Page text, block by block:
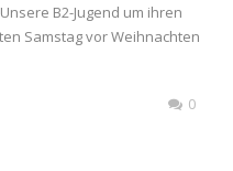
B2-Jugend um ihren
Samstag vor Weihnachten
0